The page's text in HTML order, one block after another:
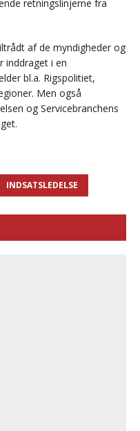
retningslinjerne fra
af de myndigheder og
inddraget i en
bl.a. Rigspolitiet,
Men også
og Servicebranchens
INDSATSLEDELSE